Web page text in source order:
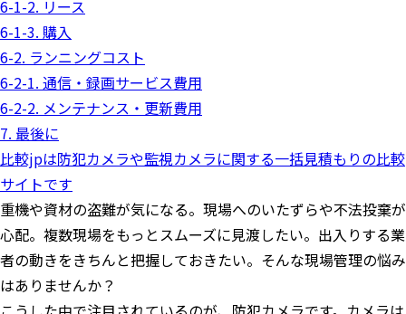
6-1-2. リース
6-1-3. 購入
6-2. ランニングコスト
6-2-1. 通信・録画サービス費用
6-2-2. メンテナンス・更新費用
7. 最後に
比較jpは防犯カメラや監視カメラに関する一括見積もりの比較
サイトです
重機や資材の盗難が気になる。現場へのいたずらや不法投棄が
心配。複数現場をもっとスムーズに見渡したい。出入りする業
者の動きをきちんと把握しておきたい。そんな現場管理の悩み
はありませんか？